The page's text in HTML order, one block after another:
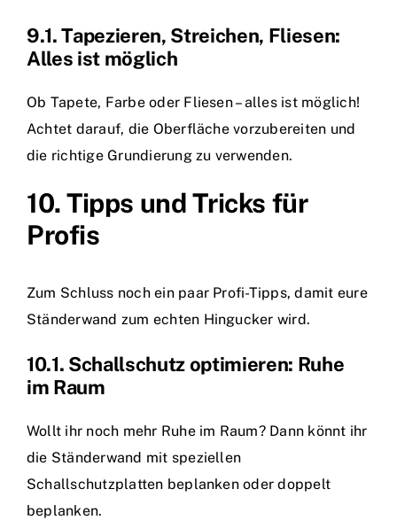
9.1. Tapezieren, Streichen, Fliesen:
Alles ist möglich
Ob Tapete, Farbe oder Fliesen – alles ist möglich!
Achtet darauf, die Oberfläche vorzubereiten und
die richtige Grundierung zu verwenden.
10. Tipps und Tricks für
Profis
Zum Schluss noch ein paar Profi-Tipps, damit eure
Ständerwand zum echten Hingucker wird.
10.1. Schallschutz optimieren: Ruhe
im Raum
Wollt ihr noch mehr Ruhe im Raum? Dann könnt ihr
die Ständerwand mit speziellen
Schallschutzplatten beplanken oder doppelt
beplanken.